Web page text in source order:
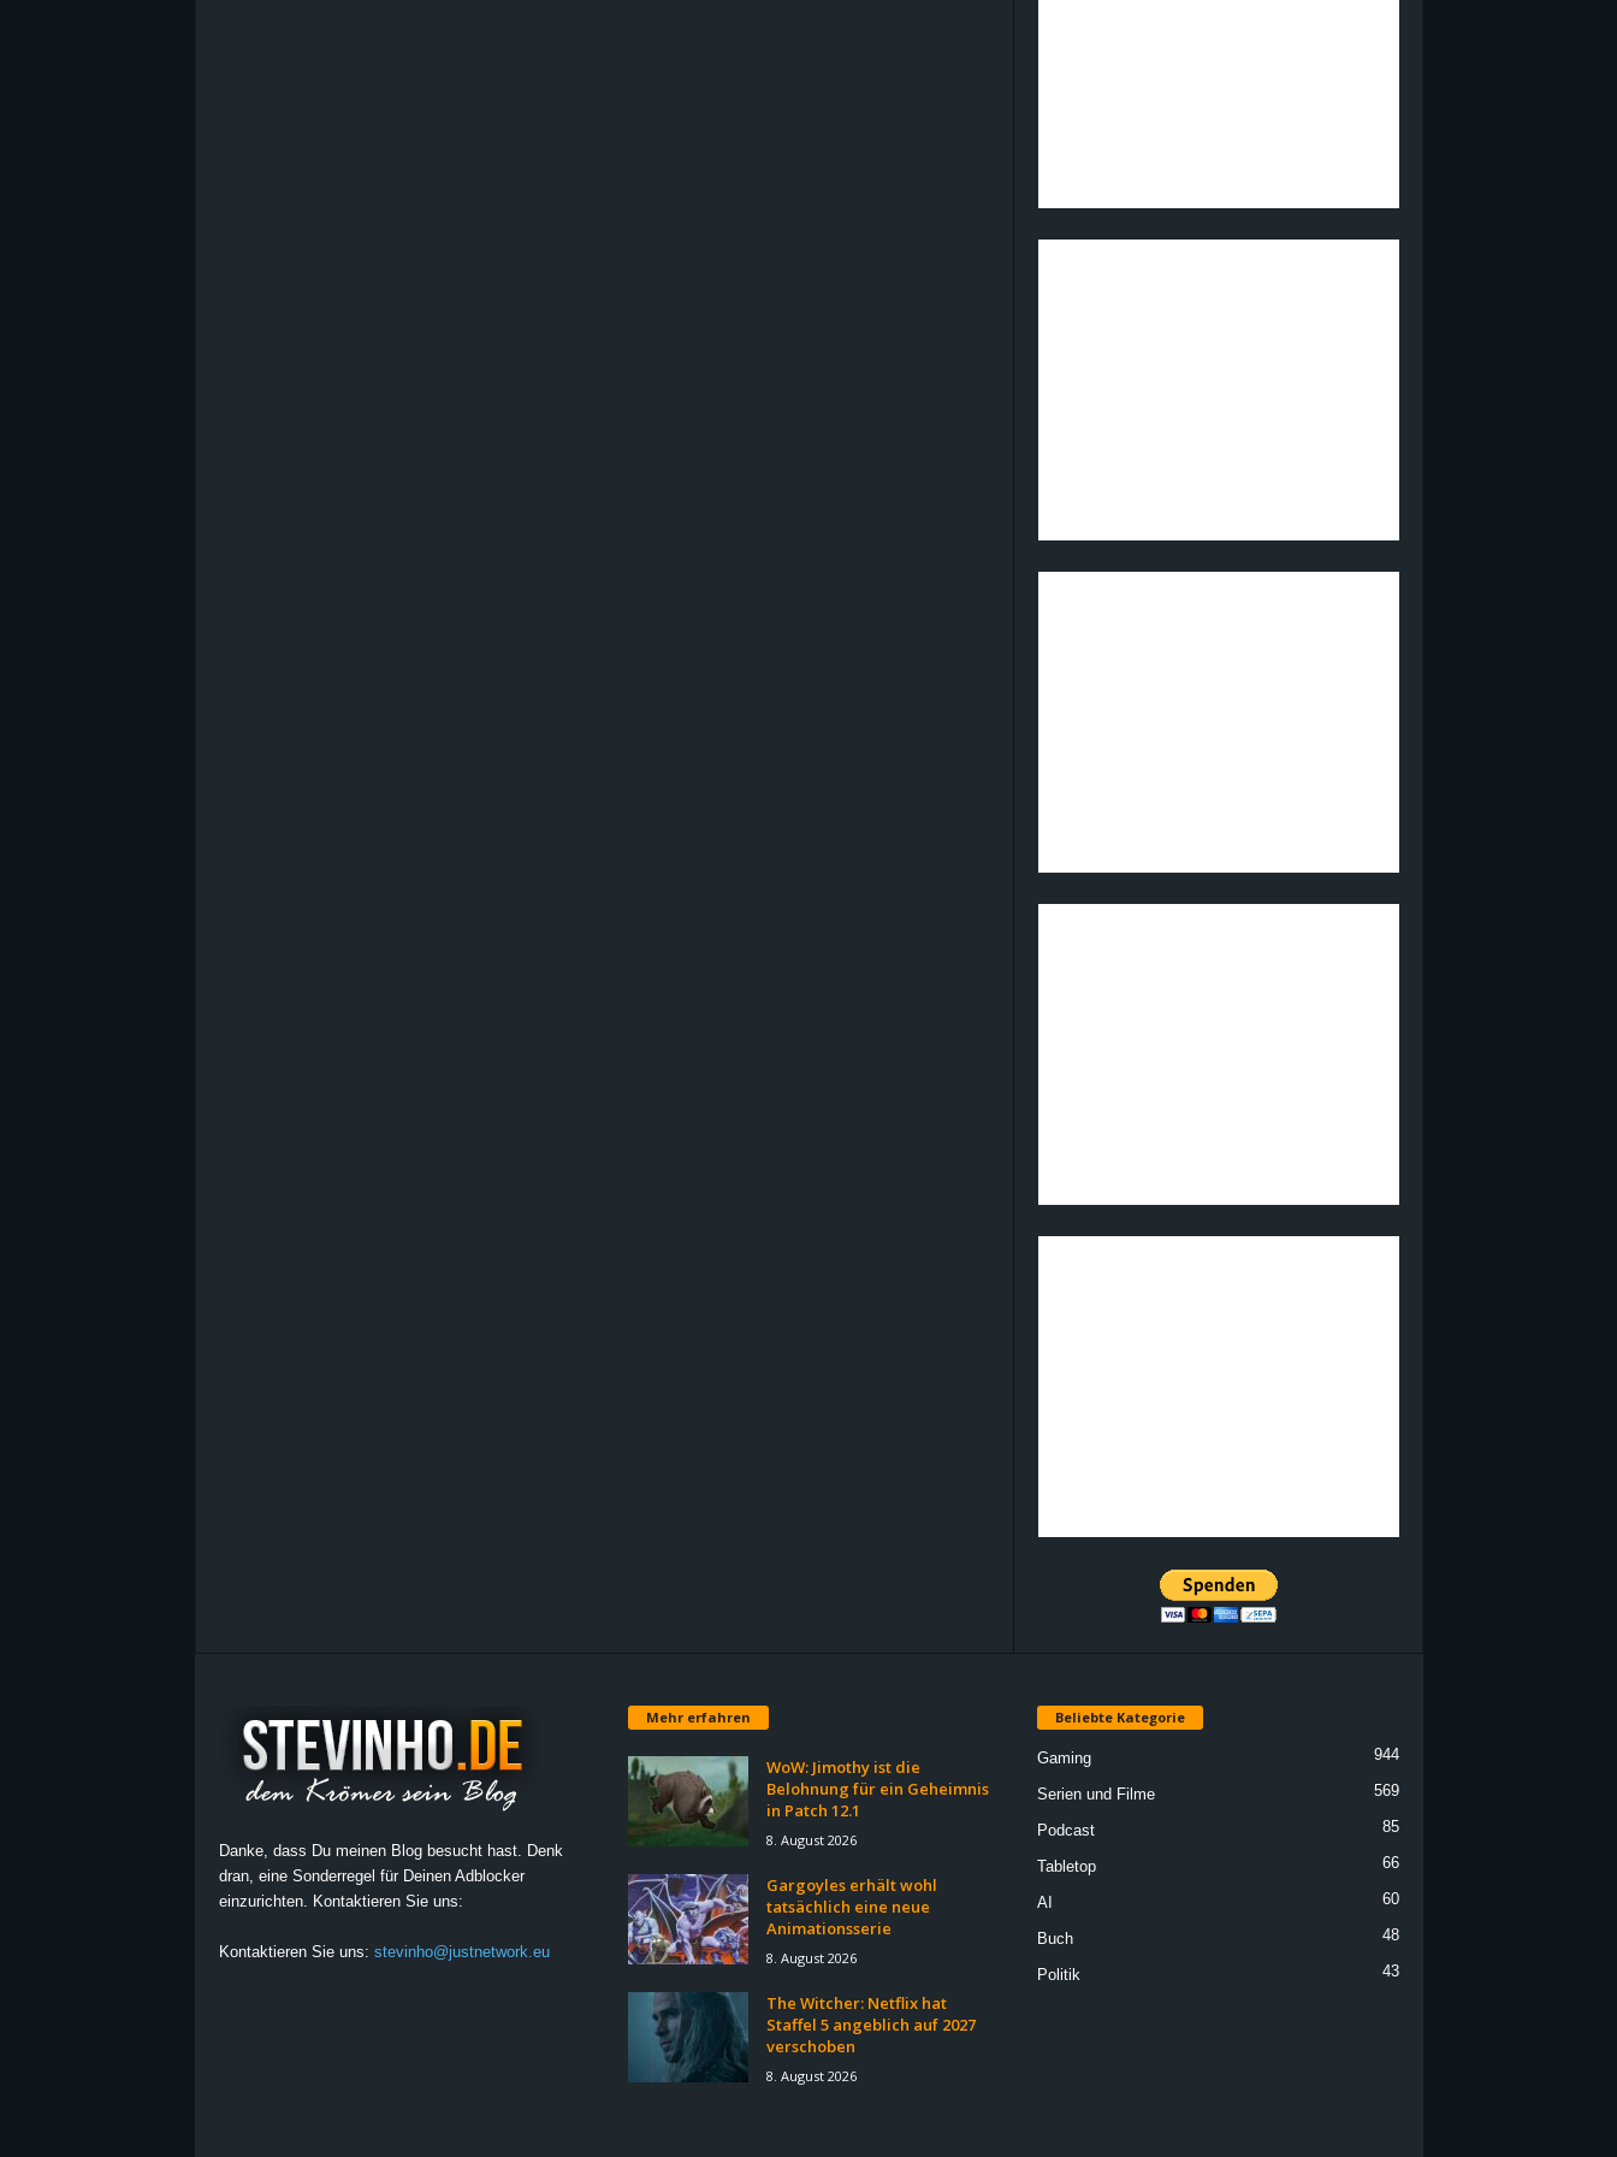
Danke, dass Du meinen Blog besucht hast. Denk
dran, eine Sonderregel für Deinen Adblocker
einzurichten. Kontaktieren Sie uns:
Kontaktieren Sie uns: stevinho@justnetwork.eu
Mehr erfahren
WoW: Jimothy ist die
Belohnung für ein Geheimnis
in Patch 12.1
8. August 2026
Gargoyles erhält wohl
tatsächlich eine neue
Animationsserie
8. August 2026
The Witcher: Netflix hat
Staffel 5 angeblich auf 2027
verschoben
8. August 2026
Beliebte Kategorie
Gaming 944
Serien und Filme 569
Podcast 85
Tabletop 66
AI 60
Buch 48
Politik 43